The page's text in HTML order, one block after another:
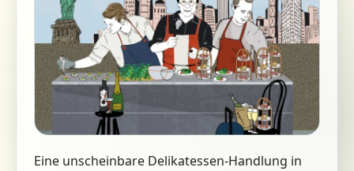
Eine unscheinbare Delikatessen-Handlung in